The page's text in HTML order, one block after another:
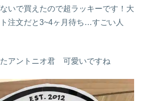
いで買えたので超ラッキーです！大
注文だと3~4ヶ月待ち…すごい人
アントニオ君 可愛いですね